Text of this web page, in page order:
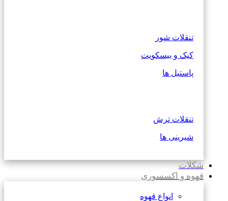
تنقلات شور
کیک و بیسکویت
پاستیل ها
تنقلات ترش
شیرینی ها
شکلات
قهوه و اکسسوری
انواع قهوه